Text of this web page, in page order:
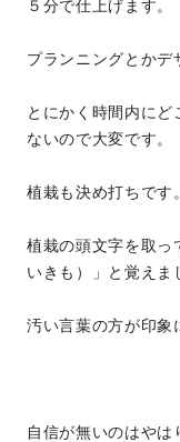
５分で仕上げます。
プランニングとかデ
とにかく時間内に
ないので大変です。
植栽も決め打ちです。
植栽の頭文字を取っ
いきも）」と覚えま
汚い言葉の方が印象
自信が無いのはやは